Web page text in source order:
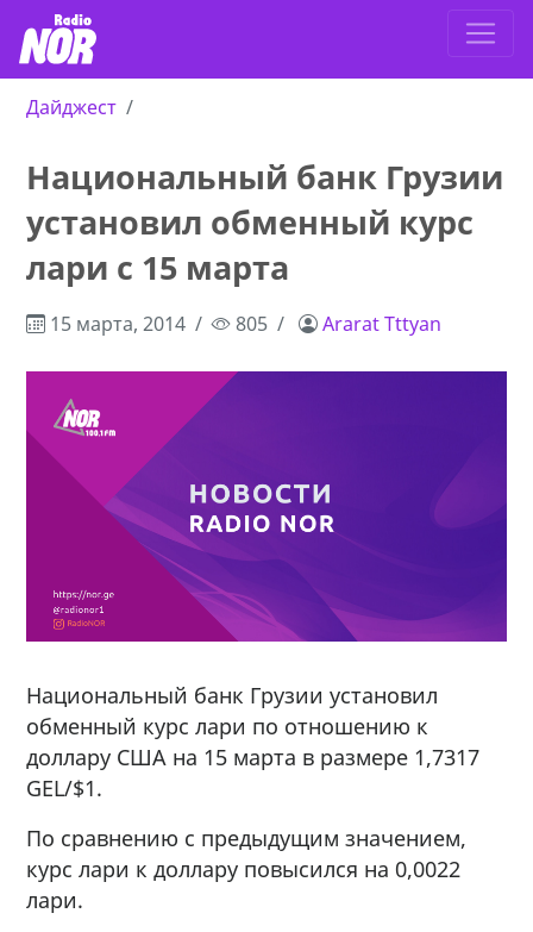
Дайджест
Национальный банк Грузии
установил обменный курс
лари с 15 марта
15 марта, 2014 805 Ararat Tttyan
Национальный банк Грузии установил
обменный курс лари по отношению к
доллару США на 15 марта в размере 1,7317
GEL/$1.
По сравнению с предыдущим значением,
курс лари к доллару повысился на 0,0022
лари.